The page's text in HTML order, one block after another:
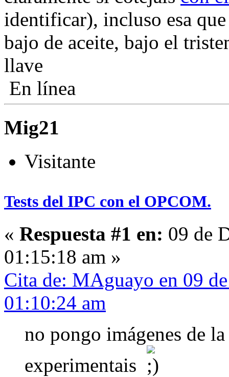
identificar), incluso esa
bajo de aceite, bajo el
llave
En línea
Mig21
Visitante
Tests del IPC con el OPCOM.
« Respuesta #1 en: 09 de
01:15:18 am »
Cita de: MAguayo en 09
01:10:24 am
no pongo imágenes de
experimentais